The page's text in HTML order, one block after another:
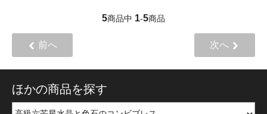
5商品中 1-5商品
前へ 次へ
ほかの商品を探す